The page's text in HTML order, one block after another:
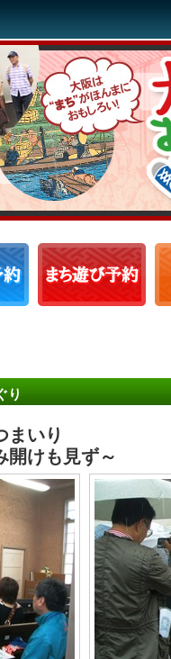
り
まいり
開けも見ず～